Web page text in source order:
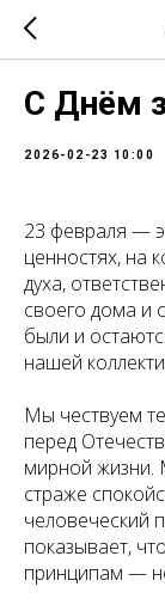
С Днём
2026-02-23 10:00
23 февраля —
ценностях, на
духа,
своего дома и
были и
нашей
Мы чествуем
перед
мирной жизни.
страже
человеческий
показывает,
принципам —